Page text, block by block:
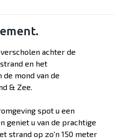
achter de
en het
de mond van de
& Zee.
spot u een
geniet u van de prachtige
strand op zo'n 150 meter